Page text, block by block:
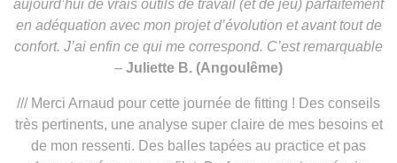
aujourd’hui de vrais outils de travail (et de jeu) parfaitement
en adéquation avec mon projet d’évolution et avant tout de
confort. J’ai enfin ce qui me correspond. C’est remarquable
– Juliette B. (Angoulême)
/// Merci Arnaud pour cette journée de fitting ! Des conseils
très pertinents, une analyse super claire de mes besoins et
de mon ressenti. Des balles tapées au practice et pas